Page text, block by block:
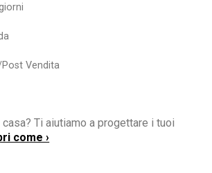
Vendita
Ti aiutiamo a progettare i tuoi
come ›